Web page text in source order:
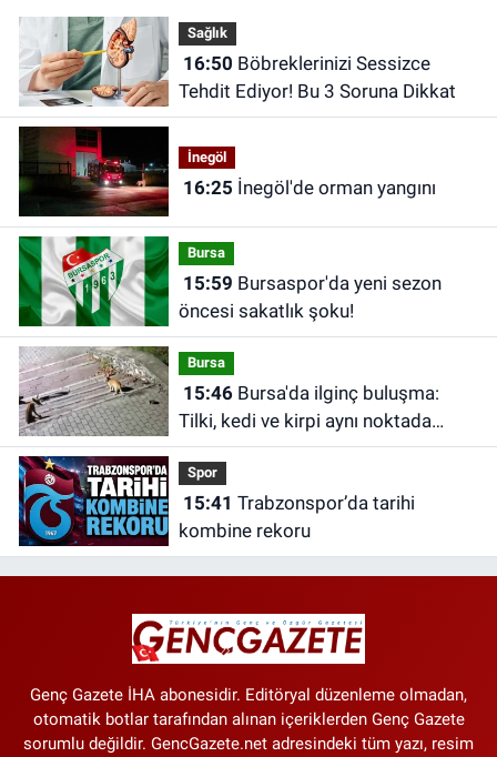
Sağlık
16:50
Tehdit Ediyor! Bu 3 Soruna Dikkat
İnegöl
16:25 İnegöl'de orman yangını
Bursa
15:59
öncesi sakatlık şoku!
Bursa
15:46Bursa'da ilginç buluşma:
Tilki, kedi ve kirpi aynı noktada
görüntülendi
Spor
15:41
kombine rekoru
Genç Gazete İHA abonesidir. Editöryal düzenleme olmadan,
otomatik botlar tarafından alınan içeriklerden Genç Gazete
sorumlu değildir. GencGazete.net adresindeki tüm yazı, resim